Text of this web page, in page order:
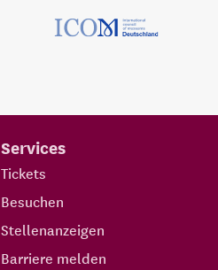
Services
Tickets
Besuchen
Stellenanzeigen
Barriere melden